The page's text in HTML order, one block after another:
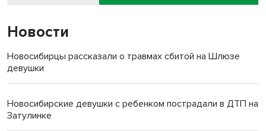
Новости
Новосибирцы рассказали о травмах сбитой на Шлюзе
девушки
Новосибирские девушки с ребенком пострадали в ДТП на
Затулинке